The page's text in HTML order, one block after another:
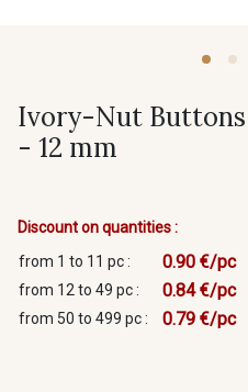
Ivory-Nut
- 12 mm
Discount on quantities :
from 1 to 11 pc :
0.90 €/pc
from 12 to 49 pc : 0.84 €/pc
from 50 to 499 pc : 0.79 €/pc